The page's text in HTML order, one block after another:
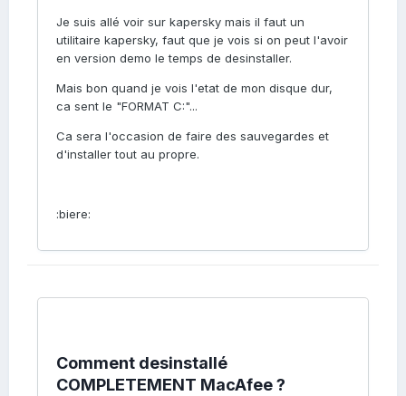
Je suis allé voir sur kapersky mais il faut un
utilitaire kapersky, faut que je vois si on peut l'avoir
en version demo le temps de desinstaller.
Mais bon quand je vois l'etat de mon disque dur,
ca sent le "FORMAT C:"...
Ca sera l'occasion de faire des sauvegardes et
d'installer tout au propre.
:biere:
Comment desinstallé
COMPLETEMENT MacAfee ?